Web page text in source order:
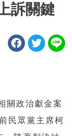
訴關鍵
關政治獻金案
民眾黨主席柯